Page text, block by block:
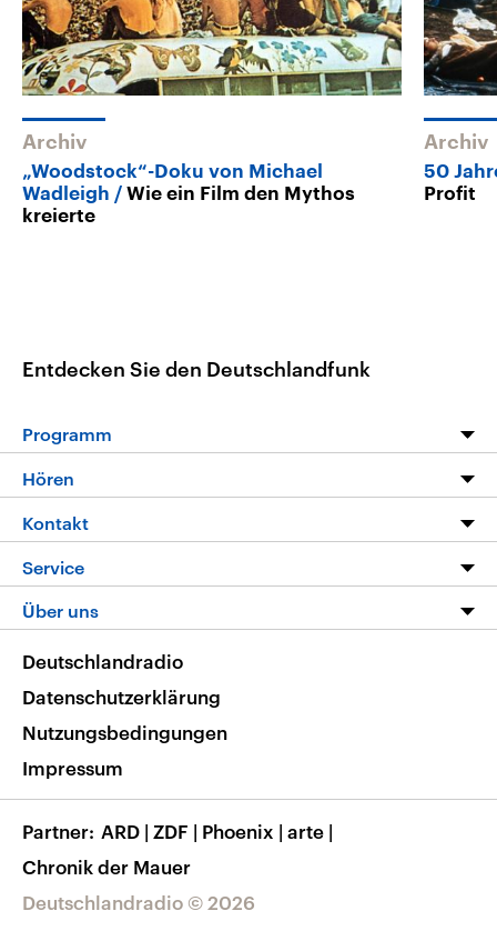
Archiv
„Woodstock“-Doku von Michael
Wadleigh
Wie ein Film den Mythos
kreierte
Archiv
50
Profit
Entdecken Sie den Deutschlandfunk
Programm
Die Nachrichten
Nachrichtenleicht
Neue Beiträge auf dlf.de
Hören
Livestream
Podcasts
Deutschlandfunk App
Nachrichten App
Frequenzen
Kontakt
Service
FAQ
Veranstaltungen
Musikliste
RSS
Über uns
Barrierefreiheit
Deutschlandradio © 2026
Deutschlandradio
Datenschutzerklärung
Nutzungsbedingungen
Impressum
Partner ARD | ZDF | Phoenix | arte |
Chronik der Mauer